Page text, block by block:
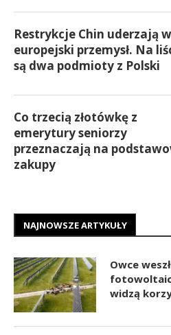
Restrykcje Chin uderzają w
europejski przemysł. Na
są dwa podmioty z Polski
Co trzecią złotówkę z
emerytury seniorzy
przeznaczają na
zakupy
NAJNOWSZE ARTYKUŁY
Owce
widzą